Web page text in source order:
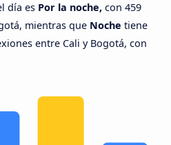
día es Por la noche, con 459
mientras que Noche tiene
entre Cali y Bogotá, con